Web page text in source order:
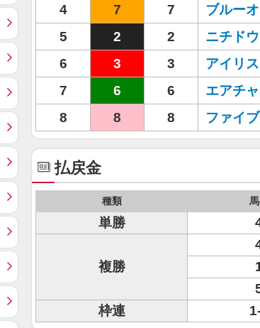
4
7 7 ブルー
5
2 2 ニチド
6
3 3 アイリ
7
6 6 エアチ
8
8 8 ファイ
払戻金
種類
単勝
複勝
枠連